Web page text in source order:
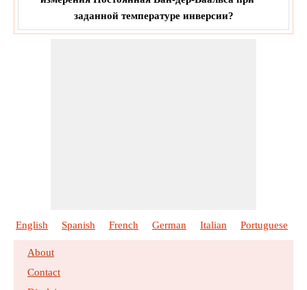
заданной температуре инверсии?
English Spanish French German Italian Portuguese
About
Contact